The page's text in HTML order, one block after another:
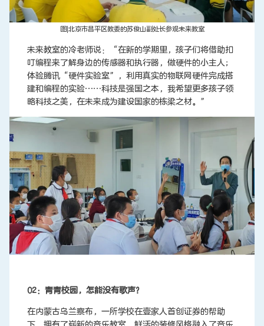
图|北京市昌平区教委的苏俊山副处长参观未来教室
未来教室的冷老师说：“在新的学期里，孩子们将借助扣
叮编程来了解身边的传感器和执行器，做硬件的小主人；
体验腾讯“硬件实验室”，利用真实的物联网硬件完成搭
建和编程的实验……科技是强国之本，我希望更多孩子领
略科技之美，在未来成为建设国家的栋梁之材。”
02：青青校园，怎能没有歌声？
在内蒙古乌兰察布，一所学校在壹家人首创证券的帮助